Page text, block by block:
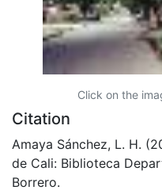
Click on the
Citation
Amaya Sánchez, L. H.
de Cali: Biblioteca
Borrero.